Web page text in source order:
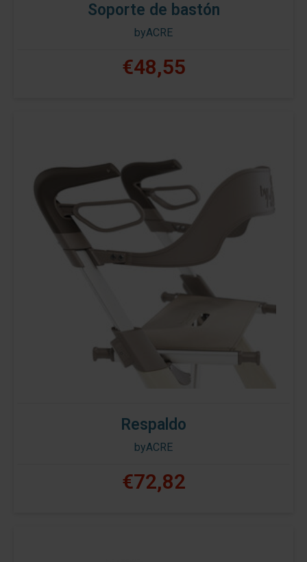
Soporte de bastón
byACRE
€48,55
Respaldo
byACRE
€72,82